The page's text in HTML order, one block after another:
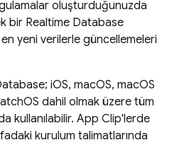
oluşturduğunuzda
bir Realtime Database
yeni verilerle güncellemeleri
; iOS, macOS, macOS
dahil olmak üzere tüm
kullanılabilir. App Clip'lerde
kurulum talimatlarında